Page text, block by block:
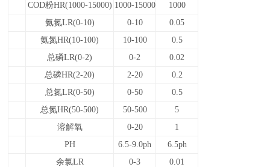
COD粉HR(1000-15000) 1000-15000
1000
氨氮LR(0-10)
0-10
0.05
氨氮HR(10-100)
10-100
0.5
总磷LR(0-2)
0-2
0.02
总磷HR(2-20)
2-20
0.2
总氮LR(0-50)
0-50
0.5
总氮HR(50-500)
50-500
5
溶解氧
0-20
1
PH
6.5-9.0ph
6.5ph
余氯LR
0-3
0.01